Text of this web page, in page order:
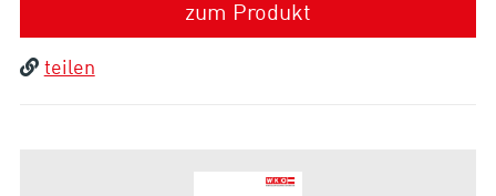
zum Produkt
teilen